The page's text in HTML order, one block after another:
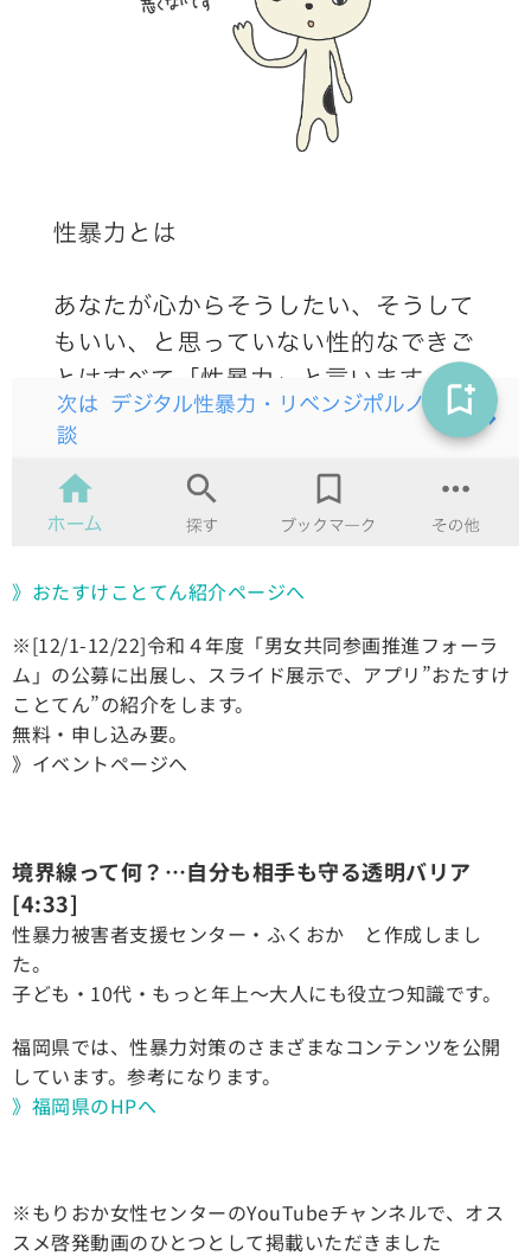
》おたすけことてん紹介ページへ
※[12/1-12/22]令和４年度「男女共同参画推進フォーラ
ム」の公募に出展し、スライド展示で、アプリ”おたすけ
ことてん”の紹介をします。
無料・申し込み要。
》イベントページへ
境界線って何？…自分も相手も守る透明バリア
[4:33]
性暴力被害者支援センター・ふくおか と作成しまし
た。
子ども・10代・もっと年上～大人にも役立つ知識です。
福岡県では、性暴力対策のさまざまなコンテンツを公開
しています。参考になります。
》福岡県のHPへ
※もりおか女性センターのYouTubeチャンネルで、オス
スメ啓発動画のひとつとして掲載いただきました